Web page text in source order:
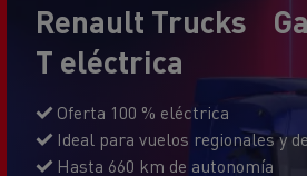
Renault Trucks
T eléctrica
Oferta 100 % eléctrica
Ideal para vuelos regionales y
Hasta 660 km de autonomía